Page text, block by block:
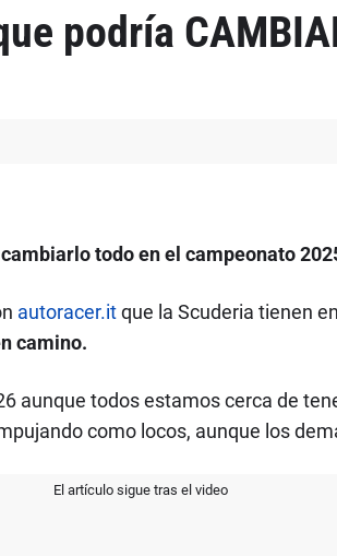
podría
todo en el campeonato
autoracer.itque la Scuderia tienen
camino.
aunque todos estamos cerca de
como locos, aunque los
El artículo sigue tras el video